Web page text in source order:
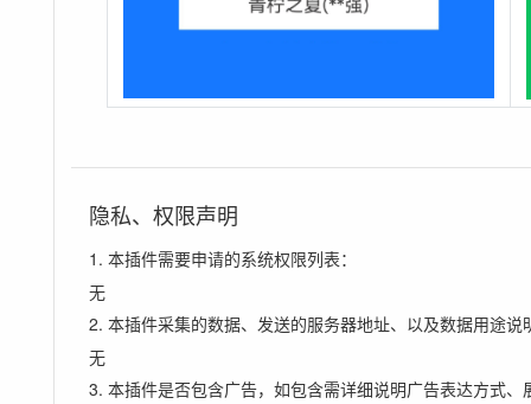
隐私、权限声明
1. 本插件需要申请的系统权限列表：
无
2. 本插件采集的数据、发送的服务器地址、以及数据用途说
无
3. 本插件是否包含广告，如包含需详细说明广告表达方式、